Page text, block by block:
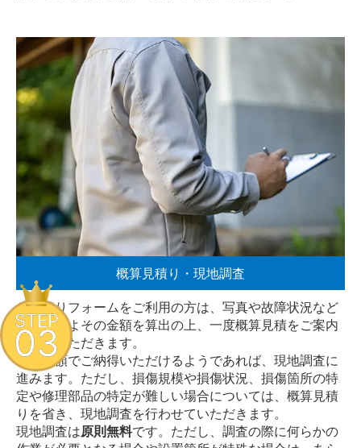
概算見積り・現地調査
お見積りフォームをご利用の方は、写真や故障状況など
からおおよその金額を算出の上、一度概算見積をご案内
させていただきます。
その金額でご納得いただけるようであれば、現地調査に
進みます。ただし、損傷規模や損傷状況、損傷箇所の特
定や修理部品の特定が難しい場合については、概算見積
りを省き、現地調査を行わせていただきます。
現地調査は原則無料です。ただし、調査の際に何らかの
STEP
03